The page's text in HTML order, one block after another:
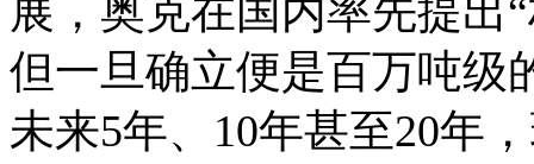
展，奥克在国内率先提出
但一旦确立便是百万吨级
未来5年、10年甚至20年